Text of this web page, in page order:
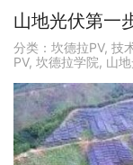
山地光伏第一
分类： 坎德拉PV, 技
PV, 坎德拉学院, 山